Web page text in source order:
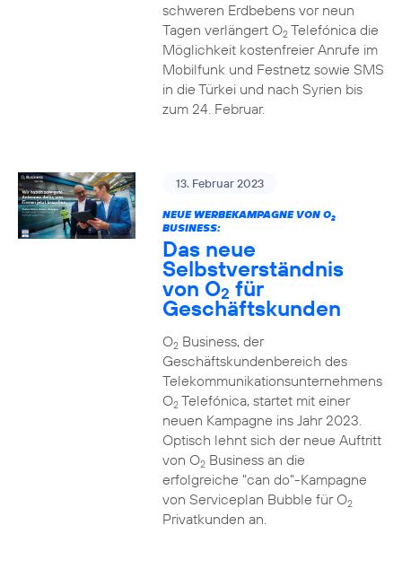
schweren Erdbebens vor neun
Tagen verlängert O2Telefónica die
Möglichkeit kostenfreier Anrufe im
Mobilfunk und Festnetz sowie SMS
in die Türkei und nach Syrien bis
zum 24. Februar.
13. Februar 2023
NEUE WERBEKAMPAGNE VON O2
BUSINESS:
Das neue
Selbstverständnis
von O2 für
Geschäftskunden
O2Business, der
Geschäftskundenbereich des
Telekommunikationsunternehmens
O2Telefónica, startet mit einer
neuen Kampagne ins Jahr 2023.
Optisch lehnt sich der neue Auftritt
von O2Business an die
erfolgreiche "can do"-Kampagne
von Serviceplan Bubble für O2
Privatkunden an.